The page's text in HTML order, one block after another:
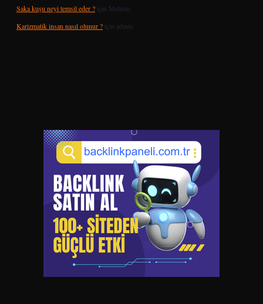
Saka kuşu neyi temsil eder ? için Meltem
Karizmatik insan nasıl olunur ? için admin